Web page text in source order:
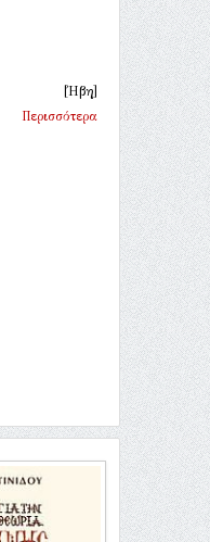
[Ήβη]
Περισσότερα